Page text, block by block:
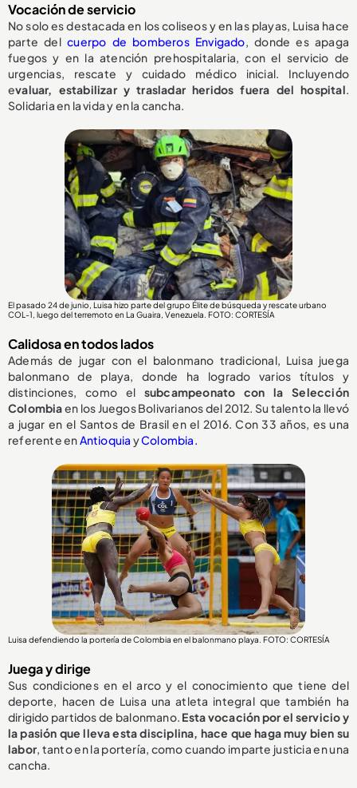
Vocación de servicio
No solo es destacada en los coliseos y en las playas, Luisa hace
parte delcuerpo de bomberos Envigado, donde es apaga
fuegos y en la atención prehospitalaria, con el servicio de
urgencias, rescate y cuidado médico inicial. Incluyendo
evaluar, estabilizar y trasladar heridos fuera del hospital.
Solidaria en la vida y en la cancha.
El pasado 24 de junio, Luisa hizo parte del grupo Élite de búsqueda y rescate urbano
COL-1, luego del terremoto en La Guaira, Venezuela. FOTO: CORTESÍA
Calidosa en todos lados
Además de jugar con el balonmano tradicional, Luisa juega
balonmano de playa, donde ha logrado varios títulos y
distinciones, como el subcampeonato con la Selección
Colombiaen los Juegos Bolivarianos del 2012. Su talento la llevó
a jugar en el Santos de Brasil en el 2016. Con 33 años, es una
referente enAntioquia yColombia.
Luisa defendiendo la portería de Colombia en el balonmano playa. FOTO: CORTESÍA
Juega y dirige
Sus condiciones en el arco y el conocimiento que tiene del
deporte, hacen de Luisa una atleta integral que también ha
dirigido partidos de balonmano. Esta vocación por el servicio y
la pasión que lleva esta disciplina, hace que haga muy bien su
labor, tanto en la portería, como cuando imparte justicia en una
cancha.